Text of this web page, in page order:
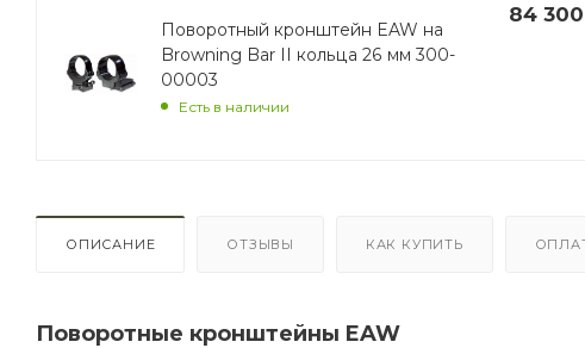
Поворотный кронштейн EAW на
Browning Bar II кольца 26 мм 300-
00003
Есть в наличии
84 300
ОПИСАНИЕ ОТЗЫВЫ КАК КУПИТЬ
Поворотные кронштейны EAW